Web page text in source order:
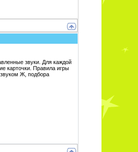
звуки. Для каждой
карточки. Правила игры
Ж, подбора